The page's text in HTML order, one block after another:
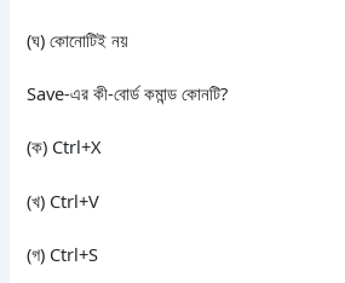
(ঘ) কোনোটিই নয়
Save-এর কী-বোর্ড কমান্ড কোনটি?
(ক) Ctrl+X
(খ) Ctrl+V
(গ) Ctrl+S